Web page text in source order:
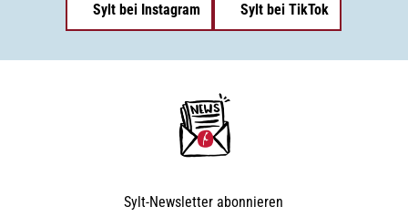
Sylt bei Instagram Sylt bei TikTok
Sylt-Newsletter abonnieren